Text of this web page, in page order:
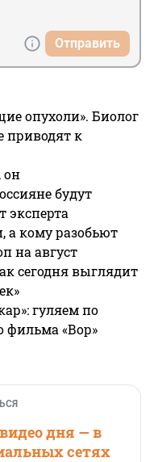
Отправить
опухоли». Биолог
приводят к
он
будут
эксперта
а кому разобьют
на август
сегодня выглядит
гуляем по
фильма «Вор»
дня — в
сетях